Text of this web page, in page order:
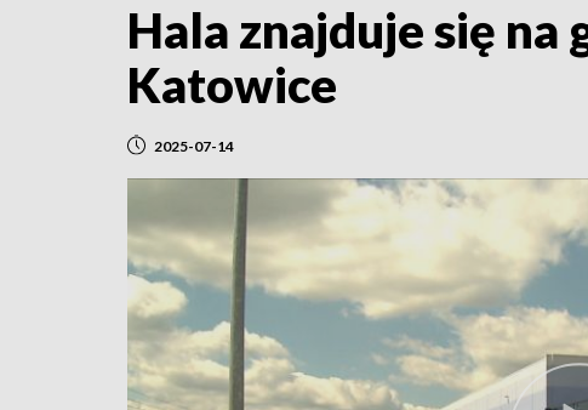
Hala znajduje się na
Katowice
2025-07-14